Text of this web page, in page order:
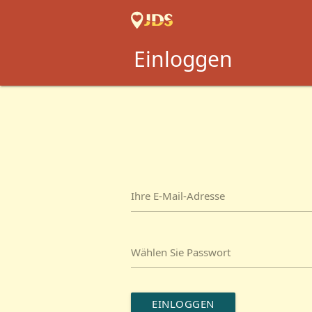
Einloggen
Ihre E-Mail-Adresse
Wählen Sie Passwort
EINLOGGEN